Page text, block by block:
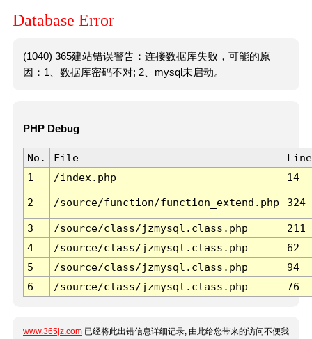
Database Error
(1040) 365建站错误警告：连接数据库失败，可能的原
因：1、数据库密码不对; 2、mysql未启动。
PHP Debug
No. File
Line
1
/index.php 14
2 /source/function/function_extend.php 324
3 /source/class/jzmysql.class.php
211
4
/source/class/jzmysql.class.php
62
5
/source/class/jzmysql.class.php
94
6
/source/class/jzmysql.class.php 76
www.365jz.com 已经将此出错信息详细记录, 由此给您带来的访问不便我